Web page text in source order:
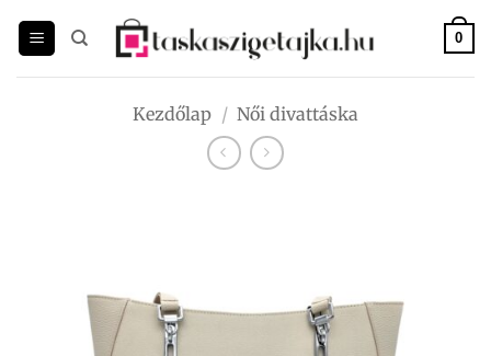
0
Kezdőlap / Női divattáska